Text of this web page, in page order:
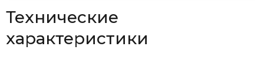
Технические
характеристики